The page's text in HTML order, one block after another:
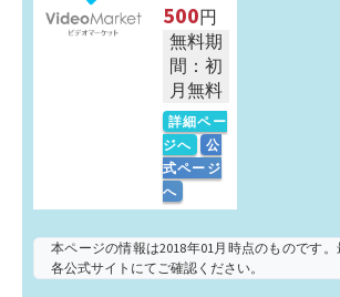
500円
無料期
間：初
月無料
詳細ペー
ジへ
公
式ページ
へ
本ページの情報は2018年01月時点のものです
各公式サイトにてご確認ください。